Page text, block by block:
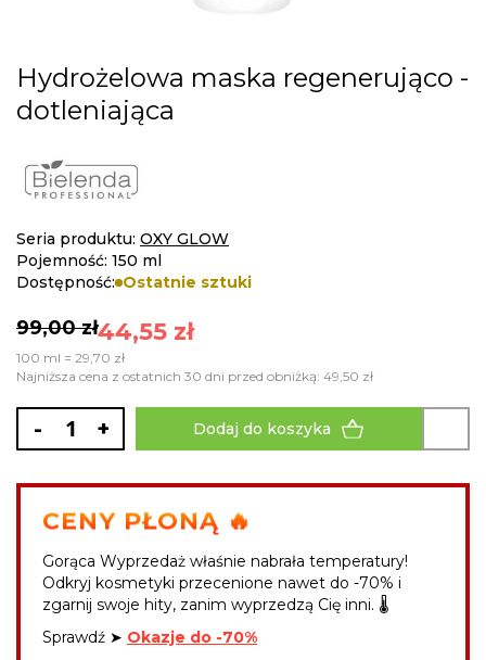
Skip
to
the
the
images
Hydrożelowa maska regenerująco -
dotleniająca
Seria produktu: OXY GLOW
Pojemność: 150 ml
Dostępność: Ostatnie sztuki
44,55 zł
99,00 zł
100 ml = 29,70 zł
Najniższa cena z ostatnich 30 dni przed obniżką: 49,50 zł
- + Dodaj do koszyka
CENY PŁONĄ 🔥
Gorąca Wyprzedaż właśnie nabrała temperatury!
Odkryj kosmetyki przecenione nawet do -70% i
zgarnij swoje hity, zanim wyprzedzą Cię inni. 🌡️
Sprawdź ➤ Okazje do -70%